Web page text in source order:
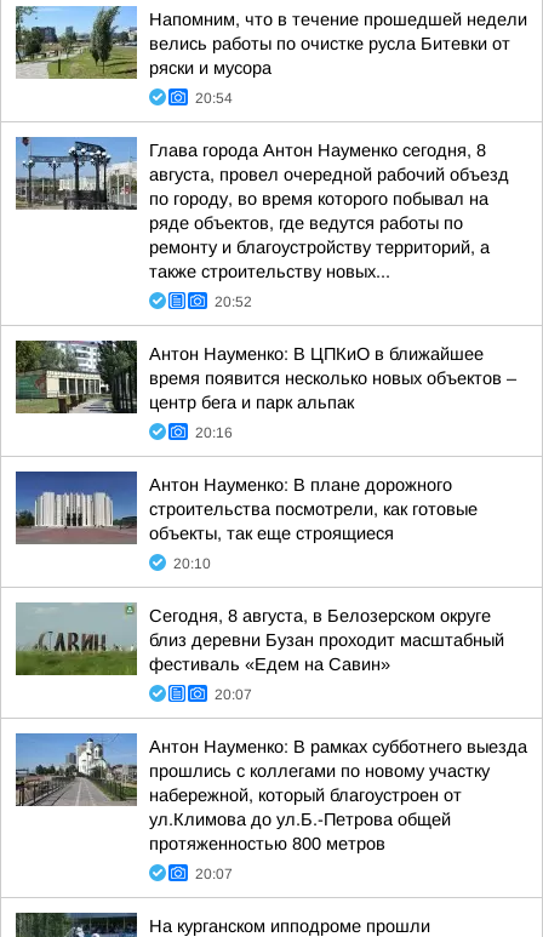
Напомним, что в течение прошедшей недели
велись работы по очистке русла Битевки от
ряски и мусора
20:54
Глава города Антон Науменко сегодня, 8
августа, провел очередной рабочий объезд
по городу, во время которого побывал на
ряде объектов, где ведутся работы по
ремонту и благоустройству территорий, а
также строительству новых...
20:52
Антон Науменко: В ЦПКиО в ближайшее
время появится несколько новых объектов –
центр бега и парк альпак
20:16
Антон Науменко: В плане дорожного
строительства посмотрели, как готовые
объекты, так еще строящиеся
20:10
Сегодня, 8 августа, в Белозерском округе
близ деревни Бузан проходит масштабный
фестиваль «Едем на Савин»
20:07
Антон Науменко: В рамках субботнего выезда
прошлись с коллегами по новому участку
набережной, который благоустроен от
ул.Климова до ул.Б.-Петрова общей
протяженностью 800 метров
20:07
На курганском ипподроме прошли